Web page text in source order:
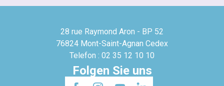
28 rue Raymond Aron - BP 52
76824 Mont-Saint-Agnan Cedex
Telefon : 02 35 12 10 10
Folgen Sie uns